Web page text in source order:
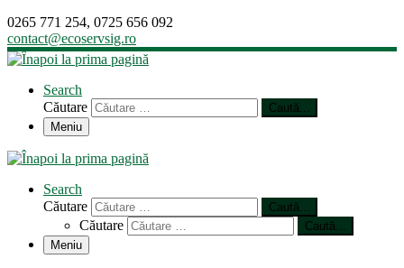
0265 771 254, 0725 656 092
contact@ecoservsig.ro
Search
Căutare
Caută...
Meniu
Search
Căutare
Caută...
Căutare
Caută...
Meniu